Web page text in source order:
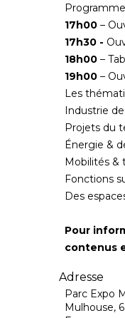
Programme
17h00 –
17h30 -
18h00 –
19h00 –
Les
Industrie
Projets du
Énergie &
Mobilités &
Fonctions
Des
Pour
contenus
Adresse
Parc Expo
Mulhouse,